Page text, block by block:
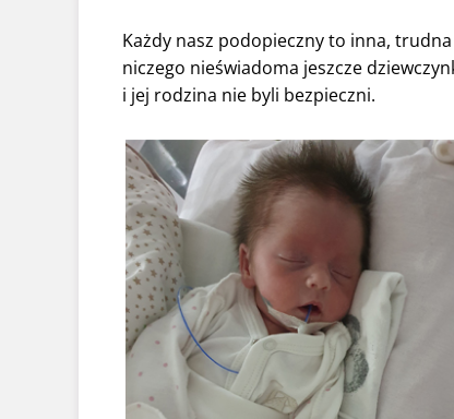
Każdy nasz podopieczny to inna,
niczego nieświadoma jeszcze
i jej rodzina nie byli bezpieczni.